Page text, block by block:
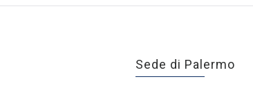
Sede di Palermo